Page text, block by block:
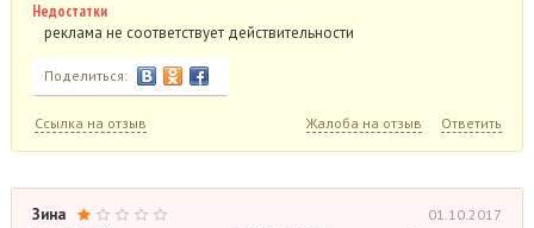
Недостатки
реклама не соответствует действительности
Поделиться:
Ссылка на отзыв Жалоба на отзыв Ответить
Зина 01.10.2017